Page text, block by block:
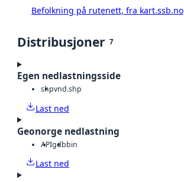
Befolkning på rutenett, fra kart.ssb.no
Distribusjoner 7
Egen nedlastningsside
shpvnd.shp
Last ned
Geonorge nedlastning
APIgdbbin
Last ned